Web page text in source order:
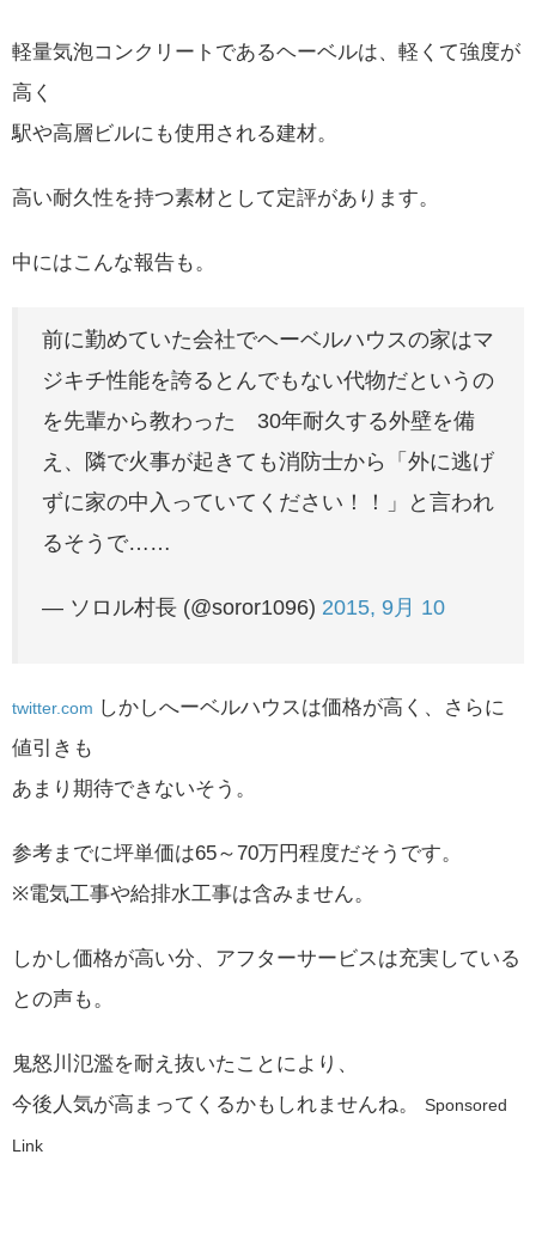
軽量気泡コンクリートであるヘーベルは、軽くて強度が
高く
駅や高層ビルにも使用される建材。
高い耐久性を持つ素材として定評があります。
中にはこんな報告も。
前に勤めていた会社でヘーベルハウスの家はマ
ジキチ性能を誇るとんでもない代物だというの
を先輩から教わった 30年耐久する外壁を備
え、隣で火事が起きても消防士から「外に逃げ
ずに家の中入っていてください！！」と言われ
るそうで……
— ソロル村長 (@soror1096) 2015, 9月 10
twitter.com しかしへーベルハウスは価格が高く、さらに
値引きも
あまり期待できないそう。
参考までに坪単価は65～70万円程度だそうです。
※電気工事や給排水工事は含みません。
しかし価格が高い分、アフターサービスは充実している
との声も。
鬼怒川氾濫を耐え抜いたことにより、
今後人気が高まってくるかもしれませんね。 Sponsored
Link